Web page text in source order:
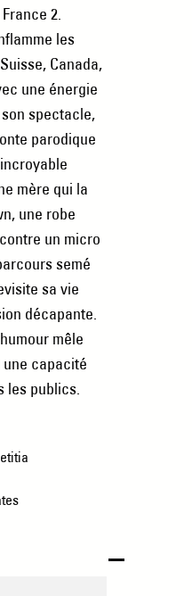
2.
les
Canada,
une énergie
spectacle,
parodique
mère qui la
une robe
un micro
semé
sa vie
décapante.
mêle
capacité
les publics.